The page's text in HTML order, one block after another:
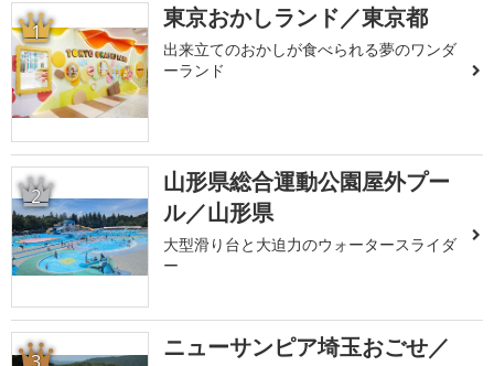
1 東京おかしランド／東京都
出来立てのおかしが食べられる夢のワンダ
ーランド
2
山形県総合運動公園屋外プー
ル／山形県
大型滑り台と大迫力のウォータースライダ
ー
ニューサンピア埼玉おごせ／